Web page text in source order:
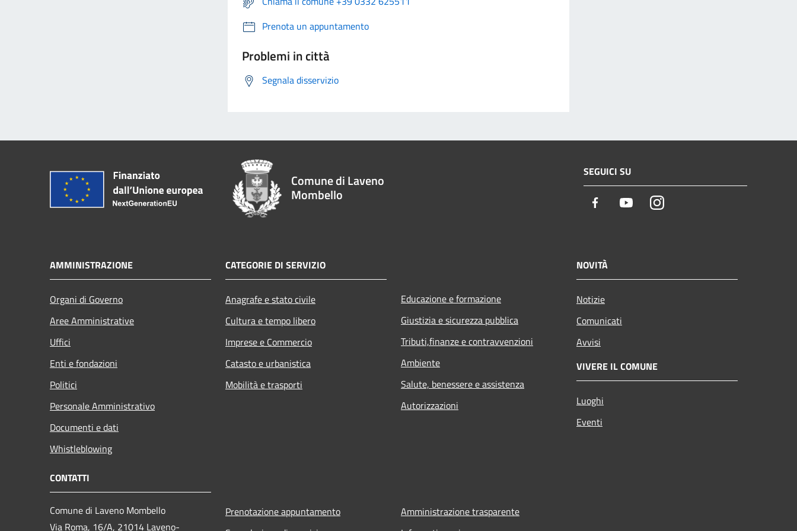
Prenota un appuntamento
Problemi in città
Segnala disservizio
Comune di Laveno
Mombello
SEGUICI SU
Facebook YoutubeInstagram
AMMINISTRAZIONE
Organi di Governo
Aree Amministrative
Uffici
Enti e fondazioni
Politici
Personale Amministrativo
Documenti e dati
Whistleblowing
CATEGORIE DI SERVIZIO
Anagrafe e stato civile
Cultura e tempo libero
Imprese e Commercio
Catasto e urbanistica
Mobilità e trasporti
Educazione e formazione
Giustizia e sicurezza pubblica
Tributi,finanze e contravvenzioni
Ambiente
Salute, benessere e assistenza
Autorizzazioni
NOVITÀ
Notizie
Comunicati
Avvisi
VIVERE IL COMUNE
Luoghi
Eventi
CONTATTI
Comune di Laveno Mombello
Via Roma, 16/A, 21014 Laveno-
Prenotazione appuntamento
Amministrazione trasparente